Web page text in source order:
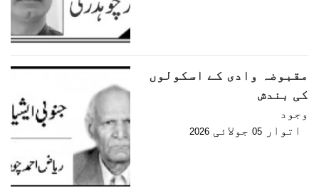
مقبوضہ وادی کے اسکولوں
کی بندش
وجود
اتوار 05 جولائی 2026